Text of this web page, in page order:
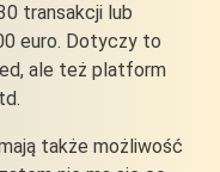
transakcji lub
euro. Dotyczy to
ale też platform
także możliwość